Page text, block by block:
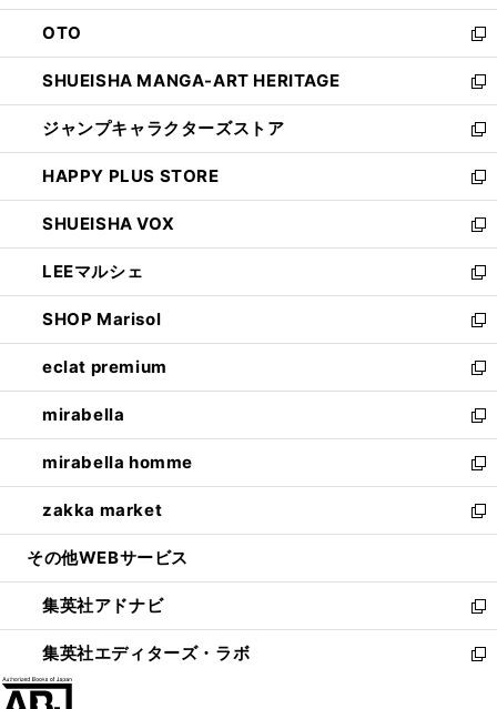
ウ
で
開
く
ン
ド
ウ
で
開
く
OTO
新
し
い
ウ
ィ
ン
ド
ウ
で
開
く
SHUEISHA MANGA-ART HERITAGE
新
し
い
ウ
ィ
ン
ド
ウ
で
開
く
ジャンプキャラクターズストア
新
し
い
ウ
ィ
ン
ド
ウ
で
開
く
HAPPY PLUS STORE
新
し
い
ウ
ィ
ン
ド
ウ
で
開
く
SHUEISHA VOX
新
し
い
ウ
ィ
ン
ド
ウ
で
開
く
LEEマルシェ
新
し
い
ウ
ィ
ン
ド
ウ
で
開
く
SHOP Marisol
新
し
い
ウ
ィ
ン
ド
ウ
で
開
eclat premium
新
し
い
ウ
ィ
ン
ド
ウ
開
く
mirabella
新
し
い
ウ
ィ
ン
ウ
で
開
く
mirabella homme
新
し
い
ウ
ン
ド
ウ
で
zakka market
新
し
ウ
ィ
ン
ド
その他WEBサービス
集英社アドナビ
新
し
い
集英社エディターズ・ラボ
新